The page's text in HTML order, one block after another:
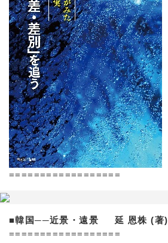
==================
■韓国──近景・遠景 延 恩株 (著)
==================